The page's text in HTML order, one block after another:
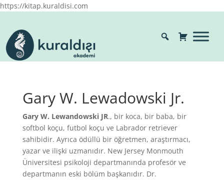
https://kitap.kuraldisi.com
Gary W. Lewadowski Jr.
Gary W. Lewandowski JR., bir koca, bir baba, bir
softbol koçu, futbol koçu ve Labrador retriever
sahibidir. Ayrıca ödüllü bir öğretmen, araştırmacı,
yazar ve ilişki uzmanıdır. New Jersey Monmouth
Üniversitesi psikoloji departmanında profesör ve
departmanın eski bölüm başkanıdır. Dr.